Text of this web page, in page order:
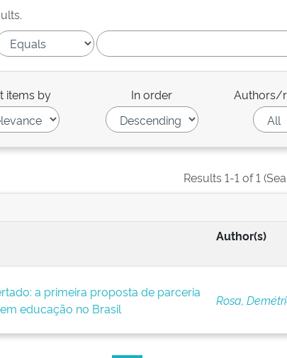
items by In order Authors/
Results 1-1 of 1
Author(s)
a primeira proposta de parceria
educação no Brasil
Rosa,